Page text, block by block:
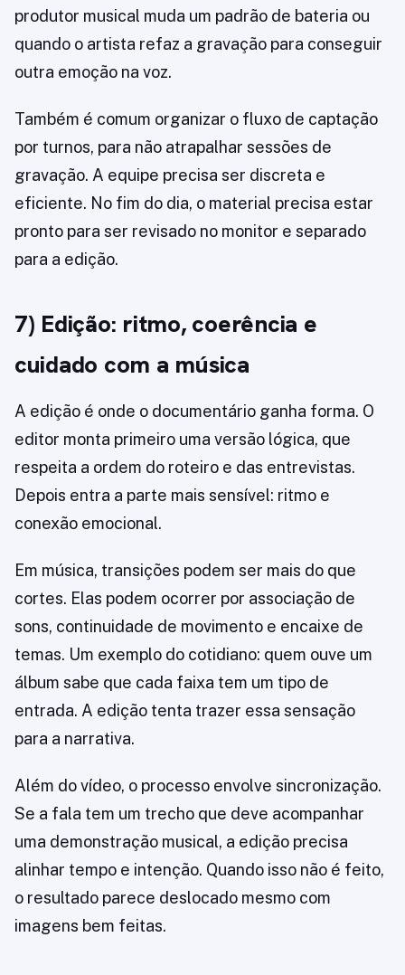
produtor musical muda um padrão de bateria ou
quando o artista refaz a gravação para conseguir
outra emoção na voz.
Também é comum organizar o fluxo de captação
por turnos, para não atrapalhar sessões de
gravação. A equipe precisa ser discreta e
eficiente. No fim do dia, o material precisa estar
pronto para ser revisado no monitor e separado
para a edição.
7) Edição: ritmo, coerência e
cuidado com a música
A edição é onde o documentário ganha forma. O
editor monta primeiro uma versão lógica, que
respeita a ordem do roteiro e das entrevistas.
Depois entra a parte mais sensível: ritmo e
conexão emocional.
Em música, transições podem ser mais do que
cortes. Elas podem ocorrer por associação de
sons, continuidade de movimento e encaixe de
temas. Um exemplo do cotidiano: quem ouve um
álbum sabe que cada faixa tem um tipo de
entrada. A edição tenta trazer essa sensação
para a narrativa.
Além do vídeo, o processo envolve sincronização.
Se a fala tem um trecho que deve acompanhar
uma demonstração musical, a edição precisa
alinhar tempo e intenção. Quando isso não é feito,
o resultado parece deslocado mesmo com
imagens bem feitas.